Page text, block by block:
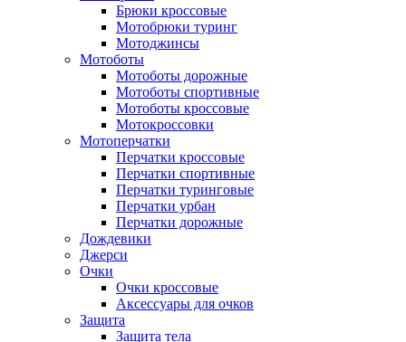
Брюки кроссовые
Мотобрюки туринг
Мотоджинсы
Мотоботы
Мотоботы дорожные
Мотоботы спортивные
Мотоботы кроссовые
Мотокроссовки
Мотоперчатки
Перчатки кроссовые
Перчатки спортивные
Перчатки туринговые
Перчатки урбан
Перчатки дорожные
Дождевики
Джерси
Очки
Очки кроссовые
Аксессуары для очков
Защита
Защита тела